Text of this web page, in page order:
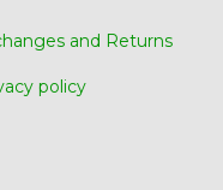
and Returns
policy